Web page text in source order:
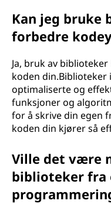
Kan jeg bruke
forbedre
Ja, bruk av
koden din.Biblioteker
optimaliserte og
funksjoner og
for å skrive din egen
koden din kjører så
Ville det være
biblioteker fra